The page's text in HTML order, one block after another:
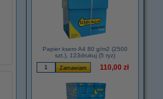
Papier ksero A4 80 g/m2 (2500
szt.), 123drukuj (5 ryz)
110,00 zł